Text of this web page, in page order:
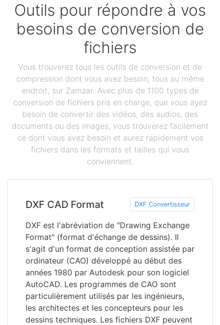
Outils pour répondre à vos
besoins de conversion de
fichiers
Vous trouverez tous les outils de conversion et de
compression dont vous avez besoin, tous au même
endroit, sur Zamzar. Avec plus de 1100 types de
conversion de fichiers pris en charge, que vous ayez
besoin de convertir des vidéos, des audios, des
documents ou des images, vous trouverez facilement
ce dont vous avez besoin et aurez rapidement vos
fichiers dans les formats et tailles qui vous
conviennent.
DXF CAD Format DXF Convertisseur
DXF est l'abréviation de "Drawing Exchange
Format" (format d'échange de dessins). Il
s'agit d'un format de conception assistée par
ordinateur (CAO) développé au début des
années 1980 par Autodesk pour son logiciel
AutoCAD. Les programmes de CAO sont
particulièrement utilisés par les ingénieurs,
les architectes et les concepteurs pour les
dessins techniques. Les fichiers DXF peuvent